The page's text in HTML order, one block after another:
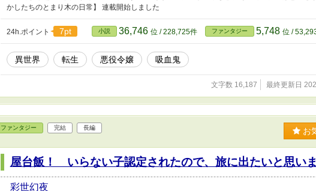
かしたちのとまり木の日常】 連載開始しました
24h.ポイント 7pt 小説 36,746 位 / 228,725件 ファンタジー 5,748 位 /
異世界 転生 悪役令嬢 吸血鬼
文字数 16,187 最終更新日
ファンタジー 完結 長編 お
屋台飯！ いらない子認定されたので、旅に出たいと思いま
彩世幻夜